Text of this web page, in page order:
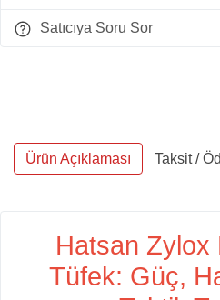
Satıcıya Soru Sor
Ürün Açıklaması Taksit /
Hatsan Zylox
Tüfek: Güç,